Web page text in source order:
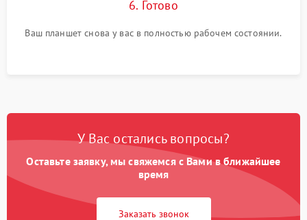
6. Готово
Ваш планшет снова у вас в полностью рабочем состоянии.
У Вас остались вопросы?
Оставьте заявку, мы свяжемся с Вами в ближайшее
время
Заказать звонок